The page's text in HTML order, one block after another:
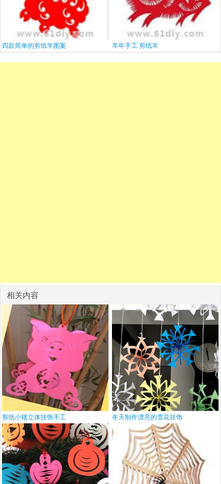
四款简单的剪纸羊图案 羊年手工 剪纸羊
相关内容
剪纸小猪立体挂饰手工 冬天制作漂亮的雪花挂饰